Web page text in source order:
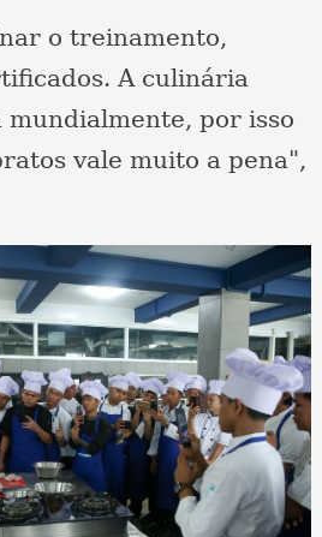
o treinamento,
A culinária
mundialmente, por isso
vale muito a pena",